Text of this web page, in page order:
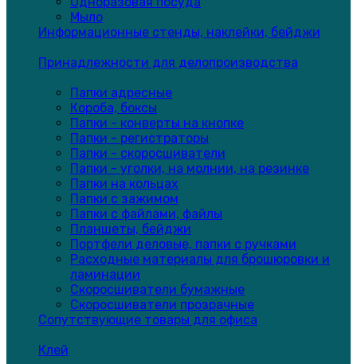
Мыло
Информационные стенды, наклейки, бейджи
Принадлежности для делопроизводства
Папки адресные
Короба, боксы
Папки - конверты на кнопке
Папки - регистраторы
Папки - скоросшиватели
Папки - уголки, на молнии, на резинке
Папки на кольцах
Папки с зажимом
Папки с файлами, файлы
Планшеты, бейджи
Портфели деловые, папки с ручками
Расходные материалы для брошюровки и
ламинации
Скоросшиватели бумажные
Скоросшиватели прозрачные
Сопутствующие товары для офиса
Клей